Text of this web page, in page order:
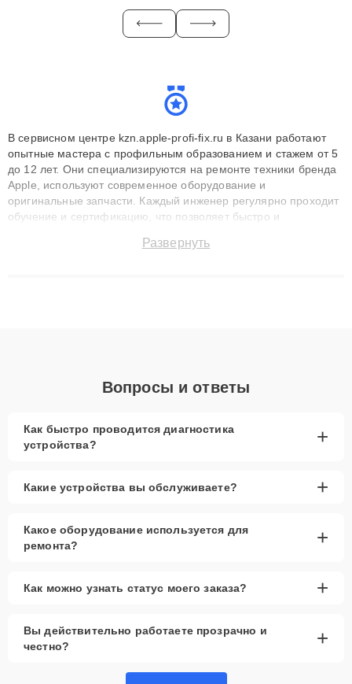
В сервисном центре kzn.apple-profi-fix.ru в Казани работают
опытные мастера с профильным образованием и стажем от 5
до 12 лет. Они специализируются на ремонте техники бренда
Apple, используют современное оборудование и
оригинальные запчасти. Каждый инженер регулярно проходит
обучение и сертификацию, что позволяет быстро и
сохранением гарантии до 3 лет. Наши мастера решают
Развернуть
Вопросы и ответы
Как быстро проводится диагностика
устройства?
+
Какие устройства вы обслуживаете? +
Какое оборудование используется для
ремонта?
+
Как можно узнать статус моего заказа? +
Вы действительно работаете прозрачно и
честно?
+